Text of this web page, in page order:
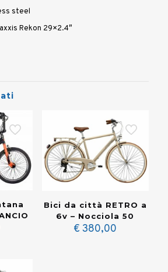
steel
Rekon 29×2.4″
Bici da città RETRO a
6v – Nocciola 50
€ 380,00